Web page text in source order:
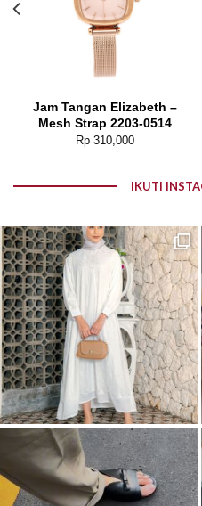
Jam Tangan Elizabeth –
Mesh Strap 2203-0514
Rp310,000
IKUTI